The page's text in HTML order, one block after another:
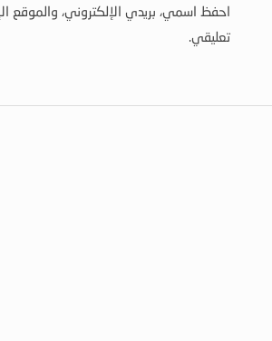
احفظ اسمي، بريدي الإلكتروني، والموقع
تعليقي.